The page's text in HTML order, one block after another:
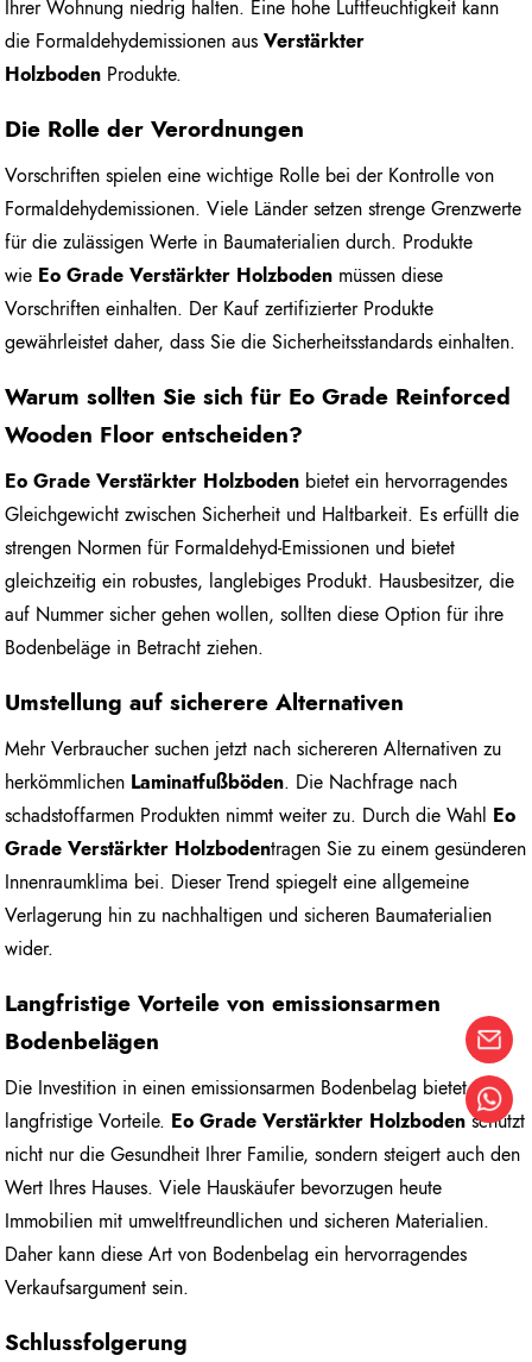
Ihrer Wohnung niedrig halten. Eine hohe Luftfeuchtigkeit kann
die Formaldehydemissionen ausVerstärkter
Holzboden Produkte.
Die Rolle der Verordnungen
Vorschriften spielen eine wichtige Rolle bei der Kontrolle von
Formaldehydemissionen. Viele Länder setzen strenge Grenzwerte
für die zulässigen Werte in Baumaterialien durch. Produkte
wie Eo Grade Verstärkter Holzboden müssen diese
Vorschriften einhalten. Der Kauf zertifizierter Produkte
gewährleistet daher, dass Sie die Sicherheitsstandards einhalten.
Warum sollten Sie sich für Eo Grade Reinforced
Wooden Floor entscheiden?
Eo Grade Verstärkter Holzboden bietet ein hervorragendes
Gleichgewicht zwischen Sicherheit und Haltbarkeit. Es erfüllt die
strengen Normen für Formaldehyd-Emissionen und bietet
gleichzeitig ein robustes, langlebiges Produkt. Hausbesitzer, die
auf Nummer sicher gehen wollen, sollten diese Option für ihre
Bodenbeläge in Betracht ziehen.
Umstellung auf sicherere Alternativen
Mehr Verbraucher suchen jetzt nach sichereren Alternativen zu
herkömmlichen Laminatfußböden. Die Nachfrage nach
schadstoffarmen Produkten nimmt weiter zu. Durch die Wahl Eo
Grade Verstärkter Holzbodentragen Sie zu einem gesünderen
Innenraumklima bei. Dieser Trend spiegelt eine allgemeine
Verlagerung hin zu nachhaltigen und sicheren Baumaterialien
wider.
Langfristige Vorteile von emissionsarmen
Bodenbelägen
Die Investition in einen emissionsarmen Bodenbelag bietet
langfristige Vorteile. Eo Grade Verstärkter Holzbodenschützt
nicht nur die Gesundheit Ihrer Familie, sondern steigert auch den
Wert Ihres Hauses. Viele Hauskäufer bevorzugen heute
Immobilien mit umweltfreundlichen und sicheren Materialien.
Daher kann diese Art von Bodenbelag ein hervorragendes
Verkaufsargument sein.
Schlussfolgerung